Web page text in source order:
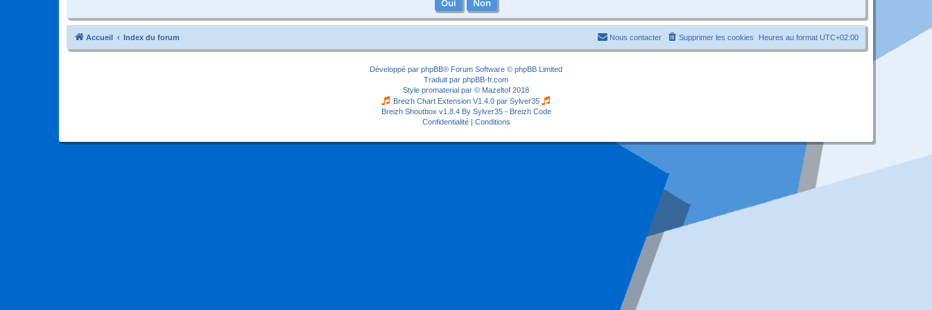
Accueil Index du forum Heures au format UTC+02:00
Supprimer les cookies
Nous contacter
Développé par phpBB® Forum Software © phpBB Limited
Traduit par phpBB-fr.com
Style promaterial par © Mazeltof 2018
Breizh Chart Extension V1.4.0 par Sylver35
Breizh Shoutbox v1.8.4 By Sylver35 - Breizh Code
Confidentialité| Conditions